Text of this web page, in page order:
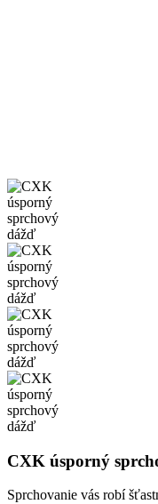
CXK úsporný
Sprchovanie vás robí